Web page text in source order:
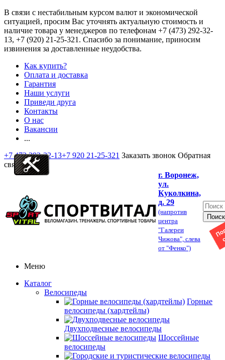
В связи с нестабильным курсом валют и экономической
ситуацией, просим Вас уточнять актуальную стоимость и
наличие товара у менеджеров по телефонам +7 (473) 292-32-
13, +7 (920) 21-25-321 . Спасибо за понимание, приносим
извинения за доставленные неудобства.
Как купить?
Оплата и доставка
Гарантия
Наши услуги
Приведи друга
Контакты
О нас
Вакансии
...
+7 473 292-32-13+7 920 21-25-321 Заказать звонок Обратная
связь
г. Воронеж,
ул.
Куколкина,
д. 29
(напротив
центра
"Галереи
Чижова", слева
от "Фенко")
Меню
Каталог
Велосипеды
Горные
велосипеды (хардтейлы)
Двухподвесные велосипеды
Шоссейные
велосипеды